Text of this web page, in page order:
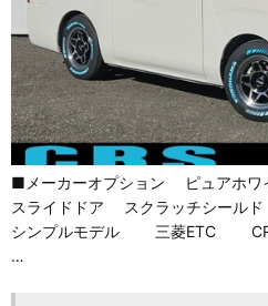
■メーカーオプション ピュアホワ
スライドドア スクラッチシー
シンプルモデル 三菱ETC
…